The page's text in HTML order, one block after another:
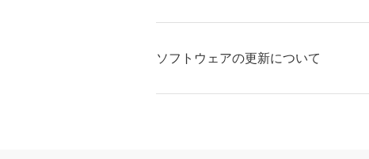
ソフトウェアの更新について